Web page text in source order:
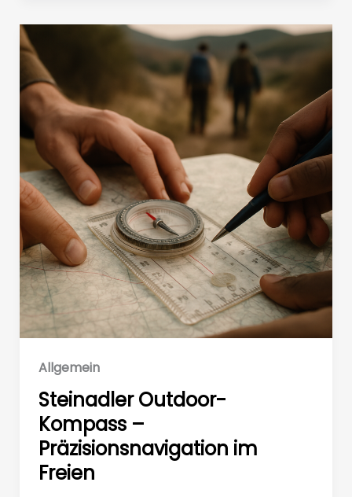
Allgemein
Steinadler Outdoor-
Kompass –
Präzisionsnavigation im
Freien